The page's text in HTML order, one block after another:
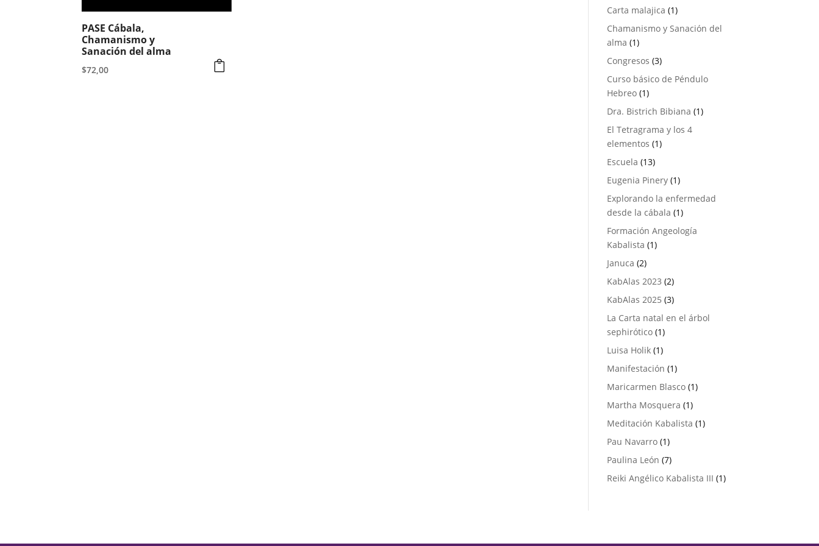
PASE Cábala,
Chamanismo y
Sanación del alma
$72,00
producto
Carta malajica 11
producto
Chamanismo y Sanación del
alma 11
producto
Congresos 33
productos
Curso básico de Péndulo
Hebreo 11
producto
Dra. Bistrich Bibiana 11
El Tetragrama y los 4
elementos 11
Escuela 1313
productos
Eugenia Pinery 11
producto
Explorando la enfermedad
desde la cábala 11
producto
Formación Angeología
Kabalista 11
Januca 22
productos
KabAlas 2023 22
productos
KabAlas 2025 33
productos
La Carta natal en el árbol
sephirótico 11
producto
Luisa Holik 11
producto
Manifestación 11
producto
Maricarmen Blasco 11
Martha Mosquera 11
producto
Meditación Kabalista 11
Pau Navarro 11
producto
Paulina León 77
productos
Reiki Angélico Kabalista III 11